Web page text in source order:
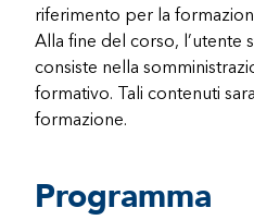
riferimento per la
Alla fine del corso, l’utente
consiste nella
formativo. Tali contenuti
formazione.
Programma